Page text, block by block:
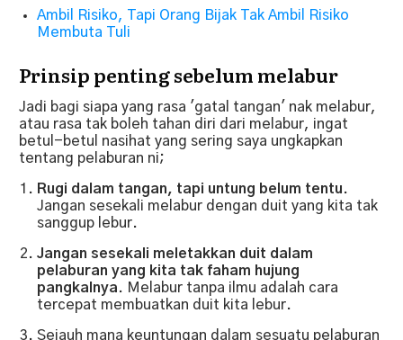
Ambil Risiko, Tapi Orang Bijak Tak Ambil Risiko
Membuta Tuli
Prinsip penting sebelum melabur
Jadi bagi siapa yang rasa 'gatal tangan' nak melabur,
atau rasa tak boleh tahan diri dari melabur, ingat
betul-betul nasihat yang sering saya ungkapkan
tentang pelaburan ni;
Rugi dalam tangan, tapi untung belum tentu.
Jangan sesekali melabur dengan duit yang kita tak
sanggup lebur.
Jangan sesekali meletakkan duit dalam
pelaburan yang kita tak faham hujung
pangkalnya. Melabur tanpa ilmu adalah cara
tercepat membuatkan duit kita lebur.
Sejauh mana keuntungan dalam sesuatu pelaburan